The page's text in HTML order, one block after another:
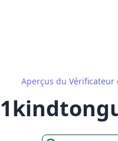
Aperçus du Vérificateur